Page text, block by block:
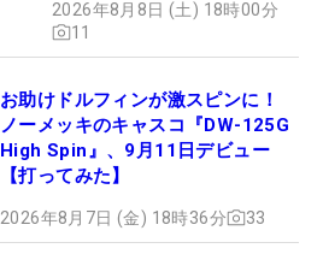
2026年8月8日 (土) 18時00分
11
お助けドルフィンが激スピンに！
ノーメッキのキャスコ『DW-125G
High Spin』、9月11日デビュー
【打ってみた】
2026年8月7日 (金) 18時36分 33